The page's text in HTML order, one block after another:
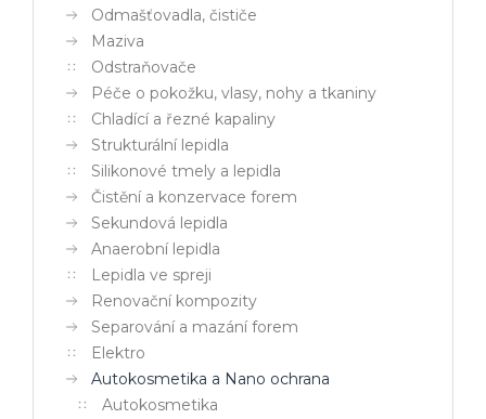
Odmašťovadla, čističe
Maziva
Odstraňovače
Péče o pokožku, vlasy, nohy a tkaniny
Chladící a řezné kapaliny
Strukturální lepidla
Silikonové tmely a lepidla
Čistění a konzervace forem
Sekundová lepidla
Anaerobní lepidla
Lepidla ve spreji
Renovační kompozity
Separování a mazání forem
Elektro
Autokosmetika a Nano ochrana
Autokosmetika